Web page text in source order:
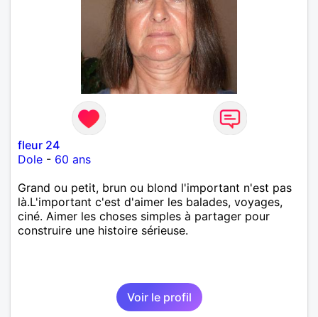
fleur 24
Dole - 60 ans
Grand ou petit, brun ou blond l'important n'est pas
là.L'important c'est d'aimer les balades, voyages,
ciné. Aimer les choses simples à partager pour
construire une histoire sérieuse.
Voir le profil